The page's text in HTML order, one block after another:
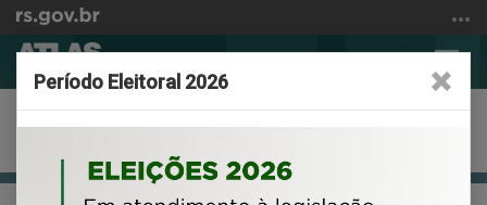
para
conteúdo
o
a
busca
Período Eleitoral 2026
Apresentação